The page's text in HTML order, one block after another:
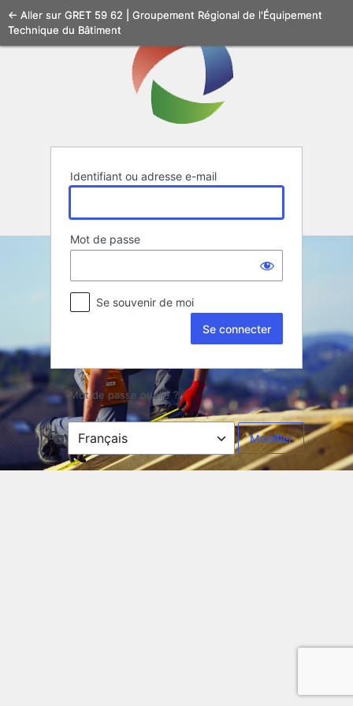
Se
connecter
Identifiant ou adresse e-mail
Mot de passe
Se souvenir de moi
Mot de passe oublié ?
← Aller sur GRET 59 62 | Groupement Régional de l'Équipement
Technique du Bâtiment
Langue